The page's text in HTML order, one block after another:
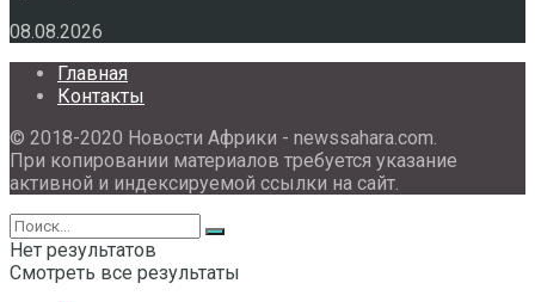
08.08.2026
Главная
Контакты
© 2018-2020 Новости Африки - newssahara.com.
При копировании материалов требуется указание
активной и индексируемой ссылки на сайт.
Нет результатов
Смотреть все результаты